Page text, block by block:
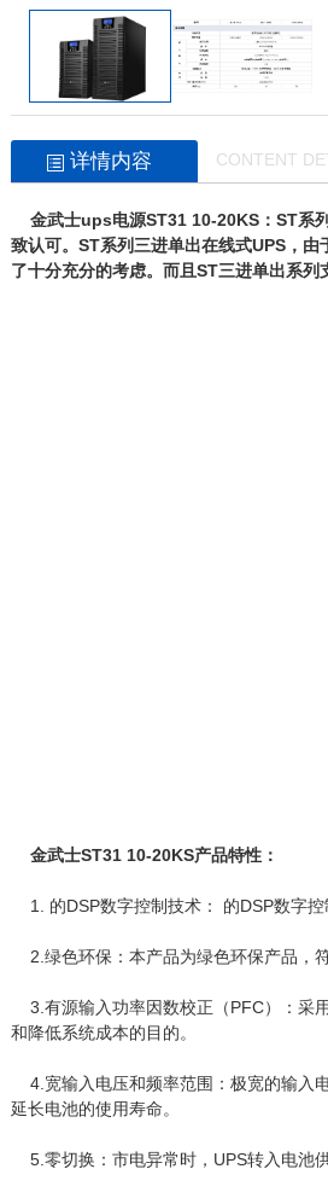
详情内容 CONTENT
金武士ups电源ST31 10-20KS：ST系
致认可。ST系列三进单出在线式UPS，
了十分充分的考虑。而且ST三进单出系列
金武士ST31 10-20KS产品特性：
1. 的DSP数字控制技术： 的DSP数字控
2.绿色环保：本产品为绿色环保产品，
3.有源输入功率因数校正（PFC）：采
和降低系统成本的目的。
4.宽输入电压和频率范围：极宽的输入
延长电池的使用寿命。
5.零切换：市电异常时，UPS转入电池